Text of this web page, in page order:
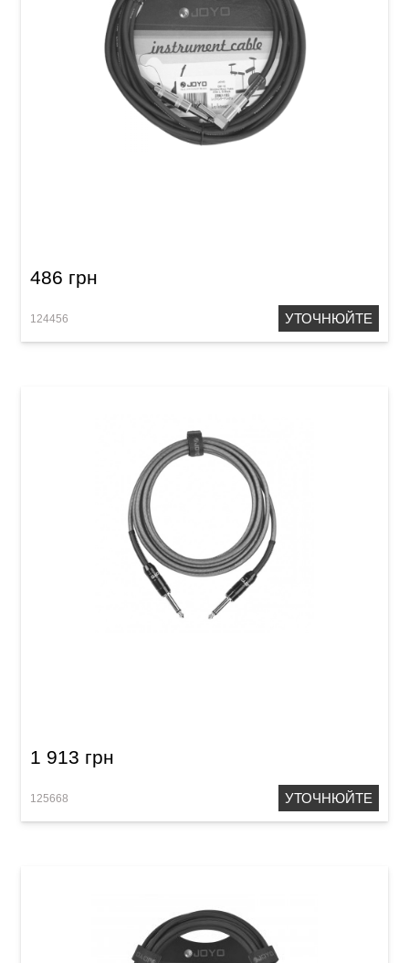
486 грн
124456 УТОЧНЮЙТЕ
1 913 грн
125668 УТОЧНЮЙТЕ